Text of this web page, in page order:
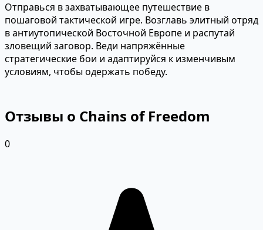
Отправься в захватывающее путешествие в
пошаговой тактической игре. Возглавь элитный отряд
в антиутопической Восточной Европе и распутай
зловещий заговор. Веди напряжённые
стратегические бои и адаптируйся к изменчивым
условиям, чтобы одержать победу.
Отзывы о Chains of Freedom
0